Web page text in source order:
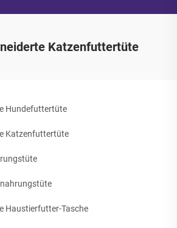
Katzenfuttertüte
Hundefuttertüte
Katzenfuttertüte
Haustierfutter-Tasche